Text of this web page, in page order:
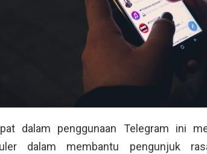
dalam penggunaan Telegram ini
dalam membantu pengunjuk